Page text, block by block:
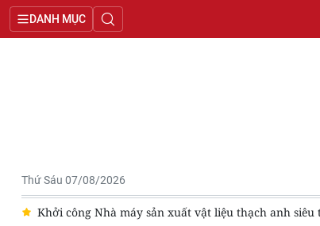
DANH MỤC
Thứ Sáu 07/08/2026
liệu thạch anh siêu tinh khiết Vietnam Wafer tại Quảng